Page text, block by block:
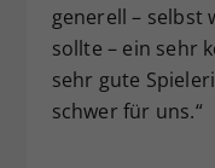
generell – selbst
sollte – ein sehr
sehr gute
schwer für uns.“